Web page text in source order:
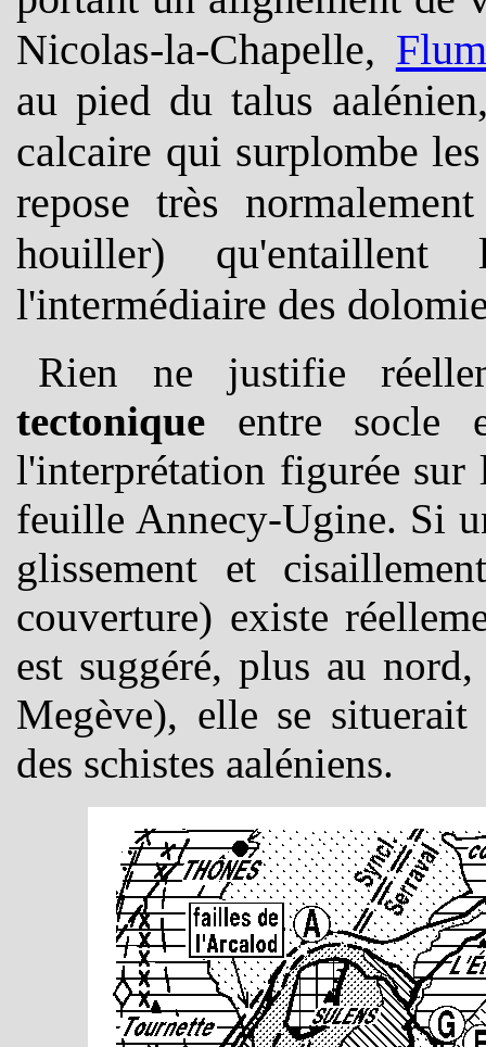
Nicolas-la-Chapelle,
au pied du talus
calcaire qui surplombe
repose très
houiller)
l'intermédiaire des
Rien ne justifie
tectonique entre socle
l'interprétation figurée sur
feuille Annecy-Ugine. Si
glissement et
couverture) existe
est suggéré, plus au
Megève), elle se
des schistes aaléniens.